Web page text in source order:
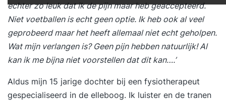
echter zo leuk dat ik de pijn maar heb geaccepteerd.
Niet voetballen is echt geen optie. Ik heb ook al veel
geprobeerd maar het heeft allemaal niet echt geholpen.
Wat mijn verlangen is? Geen pijn hebben natuurlijk! Al
kan ik me bijna niet voorstellen dat dit kan….’
Aldus mijn 15 jarige dochter bij een fysiotherapeut
gespecialiseerd in de elleboog. Ik luister en de tranen